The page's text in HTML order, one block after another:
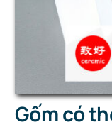
Gốm có